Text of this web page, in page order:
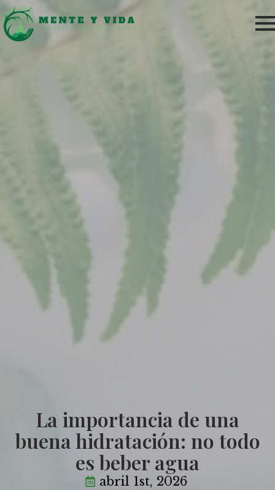
La importancia de una
buena hidratación: no todo
es beber agua
abril 1st, 2026